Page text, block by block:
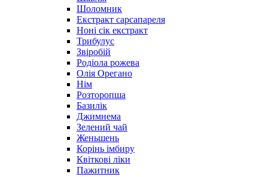
Шоломник
Екстракт сарсапареля
Ноні сік екстракт
Трибулус
Звіробій
Родіола рожева
Олія Орегано
Нім
Розторопша
Базилік
Джимнема
Зелений чай
Женьшень
Корінь імбиру
Квіткові ліки
Пажитник